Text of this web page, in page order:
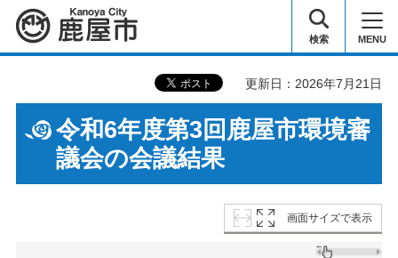
鹿屋市 検索 MENU
更新日：2026年7月21日
令和6年度第3回鹿屋市環境審
議会の会議結果
画面サイズで表示